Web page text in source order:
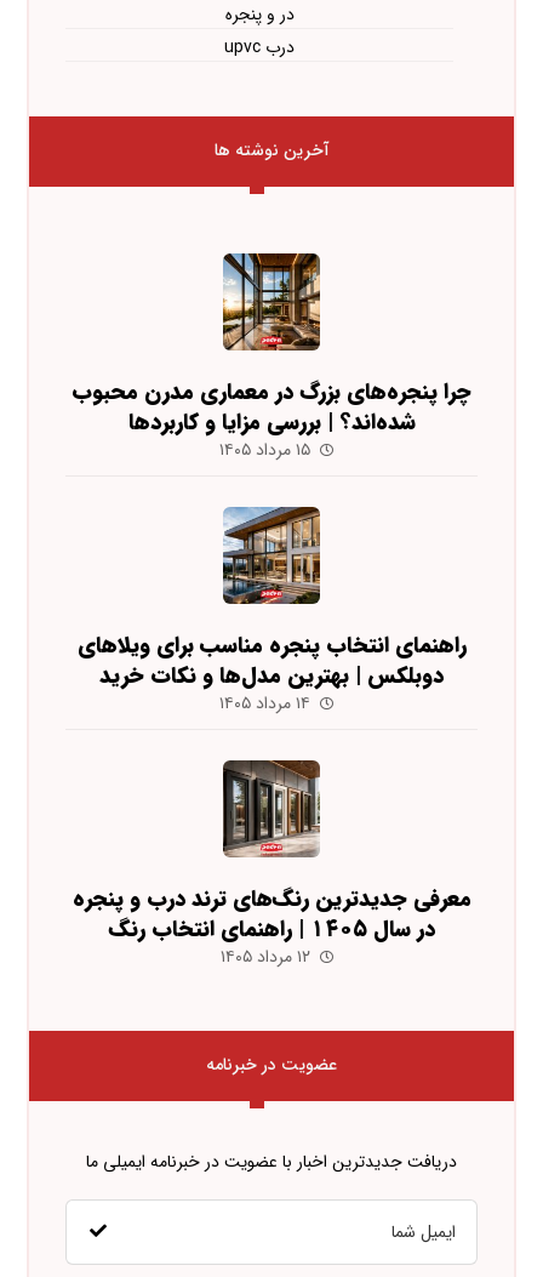
در و پنجره
درب upvc
آخرین نوشته ها
چرا پنجره‌های بزرگ در معماری مدرن محبوب
شده‌اند؟ | بررسی مزایا و کاربردها
۱۵ مرداد ۱۴۰۵
راهنمای انتخاب پنجره مناسب برای ویلاهای
دوبلکس | بهترین مدل‌ها و نکات خرید
۱۴ مرداد ۱۴۰۵
معرفی جدیدترین رنگ‌های ترند درب و پنجره
در سال ۱۴۰۵ | راهنمای انتخاب رنگ
۱۲ مرداد ۱۴۰۵
عضویت در خبرنامه
دریافت جدیدترین اخبار با عضویت در خبرنامه ایمیلی ما